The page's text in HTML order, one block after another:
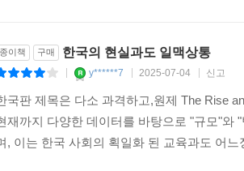
시진핑 체제에서 훼손당한 것은 홍콩의 자
의자들이 고안한 이단적 모델은 중국의 적
8장. 정부 공화국」 중에서
경제적으로는 남한을 지향하지만, 정치적
종이책 구매 한국의 현실과도 일맥상통
y******7 2025-07-04 신고
국판 제목은 다소 과격하고,원제 The Rise
재까지 다양한 데이터를 바탕으로 "규모"와
, 이는 한국 사회의 획일화 된 교육과도 어